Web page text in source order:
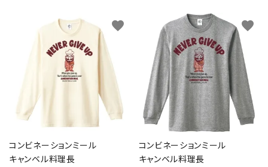
コンビネーションミール
キャンベル料理長
favorite
コンビネーションミール
キャンベル料理長
favorite
キーワード
カテゴリー
close